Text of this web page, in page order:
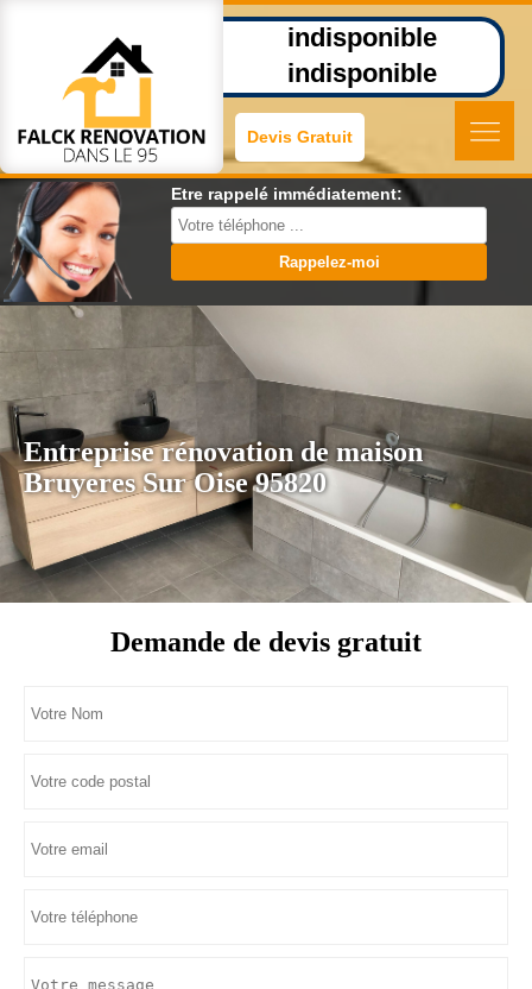
indisponible
indisponible
Devis Gratuit
Etre rappelé immédiatement:
Entreprise rénovation de maison
Bruyeres Sur Oise 95820
Demande de devis gratuit